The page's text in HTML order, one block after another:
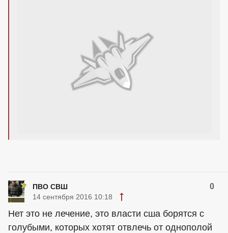
ПВО СВШ 0
14 сентября 2016 10:18
Нет это не лечение, это власти сша борятся с
голубыми, которых хотят отвлечь от однополой